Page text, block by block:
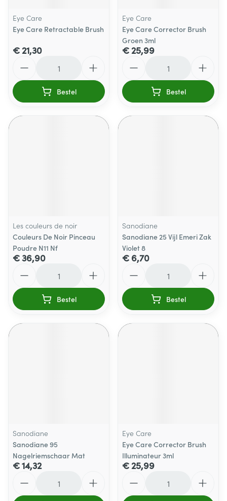
Eye Care
Eye Care Retractable Brush
€ 21,30
Bestel
Eye Care
Eye Care Corrector Brush
Groen 3ml
€ 25,99
Bestel
Les couleurs de noir
Couleurs De Noir Pinceau
Poudre N11 Nf
€ 36,90
Bestel
Sanodiane
Sanodiane 25 Vijl Emeri Zak
Violet 8
€ 6,70
Bestel
Sanodiane
Sanodiane 95
Nagelriemschaar Mat
€ 14,32
Eye Care
Eye Care Corrector Brush
Illuminateur 3ml
€ 25,99